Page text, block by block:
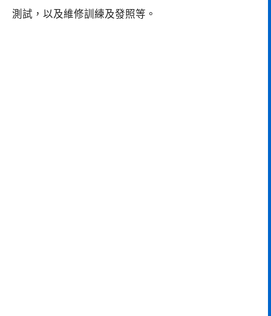
測試，以及維修訓練及發照等。